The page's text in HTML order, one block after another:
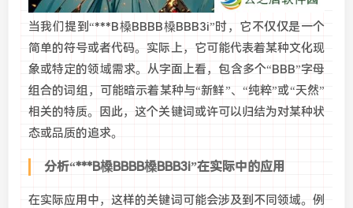
当我们提到“***B槡BBBB槡BBB3i”时，它不仅仅是一个
简单的符号或者代码。实际上，它可能代表着某种文化现
象或特定的领域需求。从字面上看，包含多个“BBB”字母
组合的词组，可能暗示着某种与“新鲜”、“纯粹”或“天然”
相关的特质。因此，这个关键词或许可以归结为对某种状
态或品质的追求。
分析“***B槡BBBB槡BBB3i”在实际中的应用
在实际应用中，这样的关键词可能会涉及到不同领域。例